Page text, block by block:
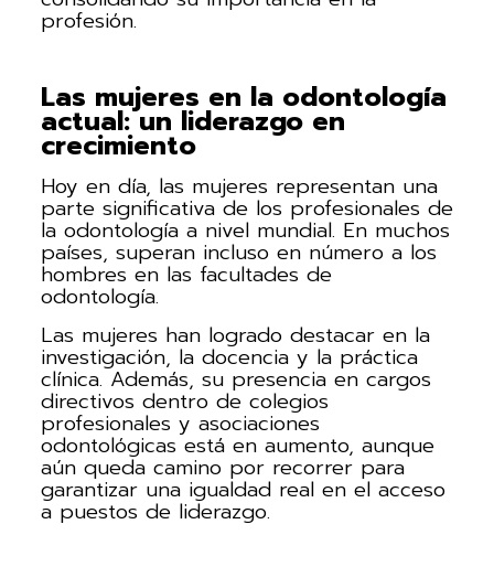
profesión.
Las mujeres en la odontología
actual: un liderazgo en
crecimiento
Hoy en día, las mujeres representan una
parte significativa de los profesionales de
la odontología a nivel mundial. En muchos
países, superan incluso en número a los
hombres en las facultades de
odontología.
Las mujeres han logrado destacar en la
investigación, la docencia y la práctica
clínica. Además, su presencia en cargos
directivos dentro de colegios
profesionales y asociaciones
odontológicas está en aumento, aunque
aún queda camino por recorrer para
garantizar una igualdad real en el acceso
a puestos de liderazgo.